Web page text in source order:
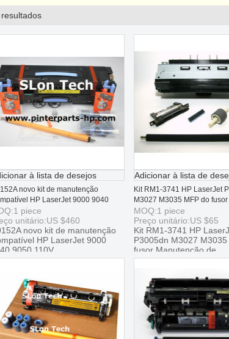
à lista de desejos
novo kit de manutenção
HP LaserJet 9000 9040
110V
1 piece
unitário:US $460
novo kit de manutenção
HP LaserJet 9000
9050 110V
Adicionar à lista de
Kit RM1-3741 HP LaserJet
M3027 M3035 MFP do fusor
Manutenção de
MOQ:1 piece
Preço unitário:US $65
Kit RM1-3741 HP
P3005dn M3027
fusor Manutenção de